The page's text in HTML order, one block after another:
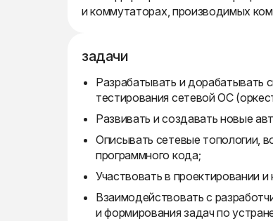
и коммутаторах, производимых
задачи
Разрабатывать и дорабатывать
тестирования сетевой ОС
Развивать и создавать новые
Описывать сетевые топологии,
программного кода;
Участвовать в проектировании
Взаимодействовать с
и формирования задач по